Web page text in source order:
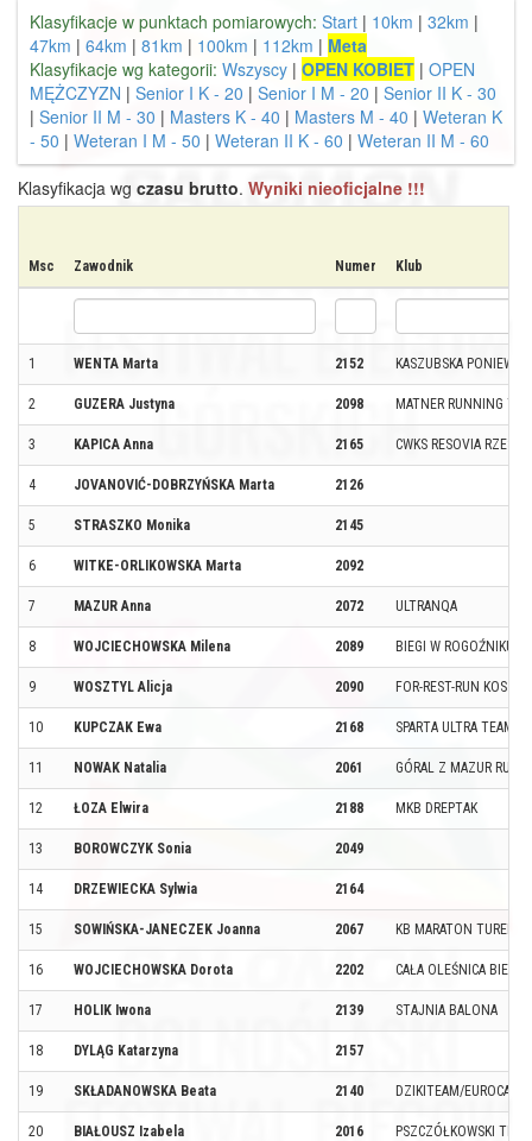
Klasyfikacje w punktach pomiarowych: Start | 10km | 32km |
47km | 64km | 81km | 100km | 112km | Meta
Klasyfikacje wg kategorii: Wszyscy | OPEN KOBIET | OPEN
MĘŻCZYZN | Senior I K - 20 | Senior I M - 20 | Senior II K - 30
| Senior II M - 30 | Masters K - 40 | Masters M - 40 | Weteran K
- 50 | Weteran I M - 50 | Weteran II K - 60 | Weteran II M - 60
Klasyfikacja wg czasu brutto. Wyniki nieoficjalne !!!
Msc Zawodnik Numer Klub
1 WENTA Marta 2152 KASZUBSKA
2 GUZERA Justyna 2098 MATNER RUNNING
3 KAPICA Anna 2165 CWKS RESOVIA
4 JOVANOVIĆ-DOBRZYŃSKA Marta 2126
5 STRASZKO Monika 2145
6 WITKE-ORLIKOWSKA Marta 2092
7 MAZUR Anna 2072 ULTRANQA
8 WOJCIECHOWSKA Milena 2089 BIEGI W ROGOŹNIKU
9 WOSZTYL Alicja 2090 FOR-REST-RUN
10 KUPCZAK Ewa 2168 SPARTA ULTRA TEAM
11 NOWAK Natalia 2061 GÓRAL Z MAZUR
12 ŁOZA Elwira 2188 MKB DREPTAK
13 BOROWCZYK Sonia 2049
14 DRZEWIECKA Sylwia 2164
15 SOWIŃSKA-JANECZEK Joanna 2067 KB MARATON TUREK
16 WOJCIECHOWSKA Dorota 2202 CAŁA OLEŚNICA BIEGA
17 HOLIK Iwona 2139 STAJNIA BALONA
18 DYLĄG Katarzyna 2157
19 SKŁADANOWSKA Beata 2140 DZIKITEAM/EUROCASH
20 BIAŁOUSZ Izabela 2016 PSZCZÓŁKOWSKI TEAM